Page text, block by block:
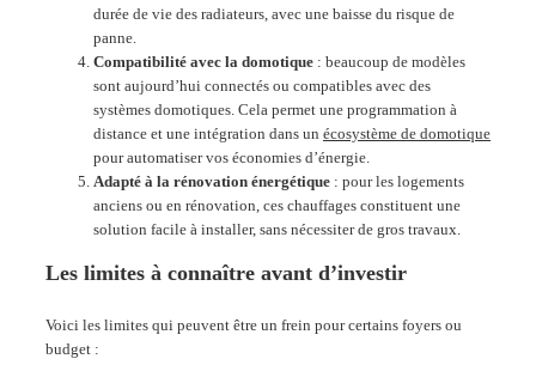
durée de vie des radiateurs, avec une baisse du risque de
panne.
Compatibilité avec la domotique : beaucoup de modèles
sont aujourd’hui connectés ou compatibles avec des
systèmes domotiques. Cela permet une programmation à
distance et une intégration dans un écosystème de domotique
pour automatiser vos économies d’énergie.
Adapté à la rénovation énergétique : pour les logements
anciens ou en rénovation, ces chauffages constituent une
solution facile à installer, sans nécessiter de gros travaux.
Les limites à connaître avant d’investir
Voici les limites qui peuvent être un frein pour certains foyers ou
budget :